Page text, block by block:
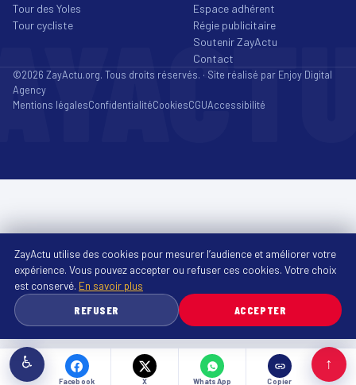
Facebook X WhatsApp Copier
Tour des Yoles
Tour cycliste
Espace adhérent
Régie publicitaire
Soutenir ZayActu
Contact
©2026 ZayActu.org. Tous droits réservés. · Site réalisé par Enjoy Digital
Agency
Mentions légalesConfidentialitéCookiesCGUAccessibilité
♿ ↑
ZayActu utilise des cookies pour mesurer l’audience et améliorer votre
expérience. Vous pouvez accepter ou refuser ces cookies. Votre choix
est conservé. En savoir plus
REFUSER
ACCEPTER